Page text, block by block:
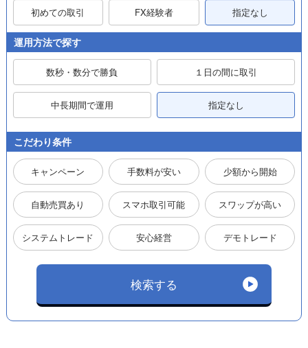
初めての取引 FX経験者 指定なし
運用方法で探す
数秒・数分で勝負 １日の間に取引
中長期間で運用 指定なし
こだわり条件
キャンペーン 手数料が安い 少額から開始
自動売買あり スマホ取引可能 スワップが高い
システムトレード 安心経営 デモトレード
検索する